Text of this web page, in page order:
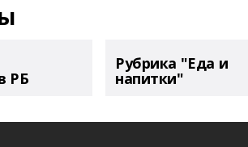
РБ
Рубрика "Еда и
напитки"